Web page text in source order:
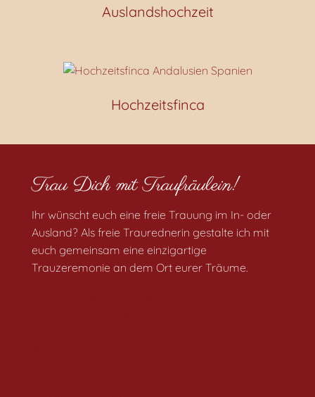
Auslandshochzeit
Hochzeitsfinca
Trau Dich mit Traufräulein!
Ihr wünscht euch eine freie Trauung im In- oder
Ausland? Als freie Traurednerin gestalte ich mit
euch gemeinsam eine einzigartige
Trauzeremonie an dem Ort eurer Träume.